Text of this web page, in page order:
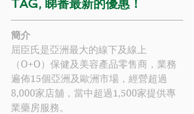
TAG, 睇番最新的優惠！
簡介
屈臣氏是亞洲最大的線下及線上
（O+O）保健及美容產品零售商，業務
遍佈15個亞洲及歐洲市場，經營超過
8,000家店舖，當中超過1,500家提供專
業藥房服務。